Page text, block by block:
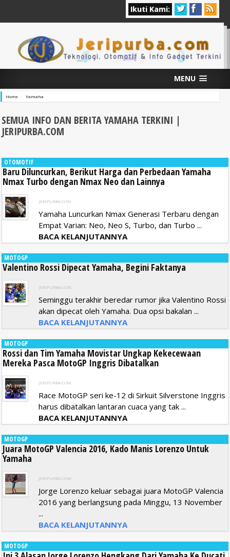
Ikuti Kami:
MENU
Home Yamaha
SEMUA INFO DAN BERITA YAMAHA TERKINI |
JERIPURBA.COM
OTOMOTIF
Baru Diluncurkan, Berikut Harga dan Perbedaan Yamaha
Nmax Turbo dengan Nmax Neo dan Lainnya
JERIPURBA.COM
Yamaha Luncurkan Nmax Generasi Terbaru dengan
Empat Varian: Neo, Neo S, Turbo, dan Turbo ...
BACA KELANJUTANNYA
MOTOGP
Valentino Rossi Dipecat Yamaha, Begini Faktanya
JERIPURBA.COM
Seminggu terakhir beredar rumor jika Valentino Rossi
akan dipecat oleh Yamaha. Dua opsi bakalan ...
BACA KELANJUTANNYA
MOTOGP
Rossi dan Tim Yamaha Movistar Ungkap Kekecewaan
Mereka Pasca MotoGP Inggris Dibatalkan
JERIPURBA.COM
Race MotoGP seri ke-12 di Sirkuit Silverstone Inggris
harus dibatalkan lantaran cuaca yang tak ...
BACA KELANJUTANNYA
MOTOGP
Juara MotoGP Valencia 2016, Kado Manis Lorenzo Untuk
Yamaha
JERIPURBA.COM
Jorge Lorenzo keluar sebagai juara MotoGP Valencia
2016 yang berlangsung pada Minggu, 13 November
...
BACA KELANJUTANNYA
MOTOGP